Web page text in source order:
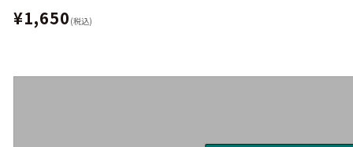
¥1,650 (税込)